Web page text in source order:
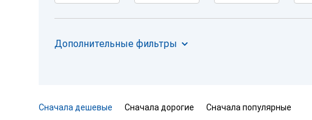
Дополнительные фильтры
Сначала дешевые Сначала дорогие Сначала популярные